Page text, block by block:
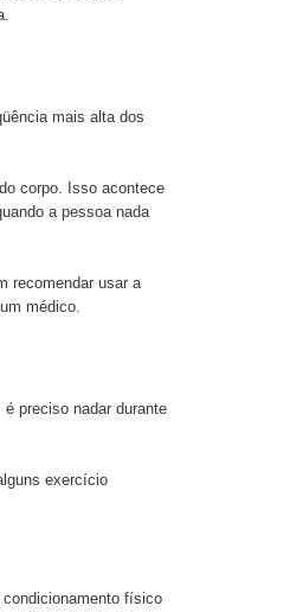
mais alta dos
corpo. Isso acontece
a pessoa nada
recomendar usar a
médico.
preciso nadar durante
exercício
condicionamento físico